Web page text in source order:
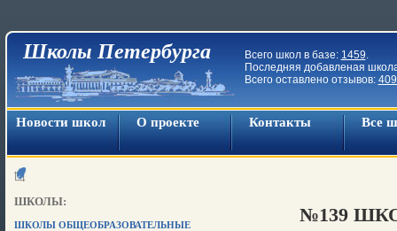
Школы Петербурга Всего школ в базе: 1459.
Последняя добавленая
Всего оставлено отзывов:
Новости школ О проекте Контакты Все
ШКОЛЫ:
ШКОЛЫ ОБЩЕОБРАЗОВАТЕЛЬНЫЕ №139